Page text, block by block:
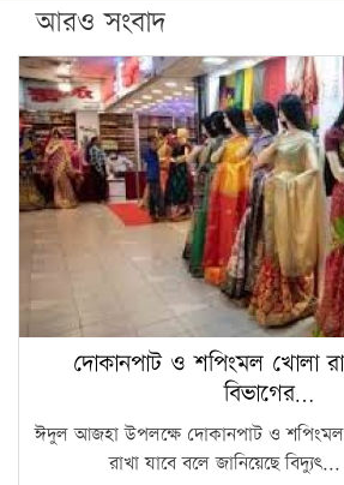
আরও সংবাদ
দোকানপাট ও শপিংমল খোলা
বিভাগের…
ঈদুল আজহা উপলক্ষে দোকানপাট ও শপিংমল
রাখা যাবে বলে জানিয়েছে বিদ্যুৎ...